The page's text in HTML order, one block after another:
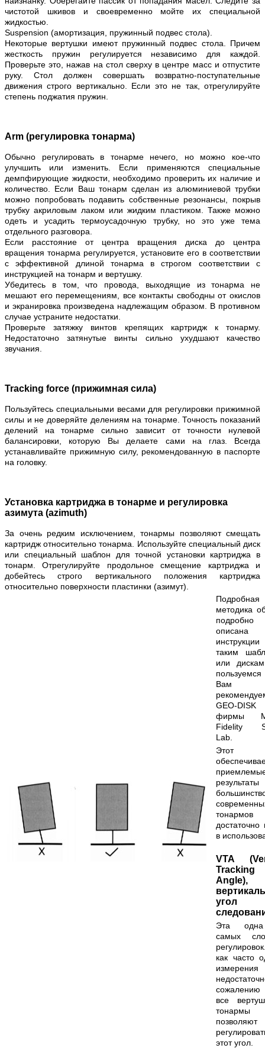
чистотой шкивов и своевременно мойте их специальной
жидкостью.
Suspension (амортизация, пружинный подвес стола).
Некоторые вертушки имеют пружинный подвес стола. Причем
жесткость пружин регулируется независимо для каждой.
Проверьте это, нажав на стол сверху в центре масс и отпустите
руку. Стол должен совершать возвратно-поступательные
движения строго вертикально. Если это не так, отрегулируйте
степень поджатия пружин.
Arm (регулировка тонарма)
Обычно регулировать в тонарме нечего, но можно кое-что
улучшить или изменить. Если применяются специальные
демпфирующие жидкости, необходимо проверить их наличие и
количество. Если Ваш тонарм сделан из алюминиевой трубки
можно попробовать подавить собственные резонансы, покрыв
трубку акриловым лаком или жидким пластиком. Также можно
одеть и усадить термоусадочную трубку, но это уже тема
отдельного разговора.
Если расстояние от центра вращения диска до центра
вращения тонарма регулируется, установите его в соответствии
с эффективной длиной тонарма в строгом соответствии с
инструкцией на тонарм и вертушку.
Убедитесь в том, что провода, выходящие из тонарма не
мешают его перемещениям, все контакты свободны от окислов
и экранировка произведена надлежащим образом. В противном
случае устраните недостатки.
Проверьте затяжку винтов крепящих картридж к тонарму.
Недостаточно затянутые винты сильно ухудшают качество
звучания.
Tracking force (прижимная сила)
Пользуйтесь специальными весами для регулировки прижимной
силы и не доверяйте делениям на тонарме. Точность показаний
делений на тонарме сильно зависит от точности нулевой
балансировки, которую Вы делаете сами на глаз. Всегда
устанавливайте прижимную силу, рекомендованную в паспорте
на головку.
Установка картриджа в тонарме и регулировка
азимута (azimuth)
За очень редким исключением, тонармы позволяют смещать
картридж относительно тонарма. Используйте специальный диск
или специальный шаблон для точной установки картриджа в
тонарм. Отрегулируйте продольное смещение картриджа и
добейтесь строго вертикального положения картриджа
относительно поверхности пластинки (азимут).
Подробная
методика
подробно
таким
или
Вам
GEO-DISK
фирмы
Fidelity
Lab.
Этот
достаточно
в
VTA
Tracking
Angle),
угол
Эта
самых
как часто
измерения
все
тонармы
позволяют
этот угол.